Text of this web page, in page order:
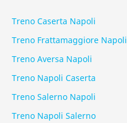
Treno Caserta Napoli
Treno Frattamaggiore Napoli
Treno Aversa Napoli
Treno Napoli Caserta
Treno Salerno Napoli
Treno Napoli Salerno